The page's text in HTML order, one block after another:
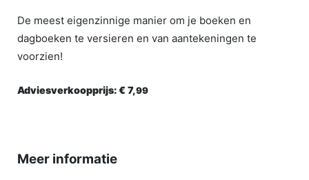
De meest eigenzinnige manier om je boeken en
dagboeken te versieren en van aantekeningen te
voorzien!
Adviesverkoopprijs:€ 7,99
Meer informatie